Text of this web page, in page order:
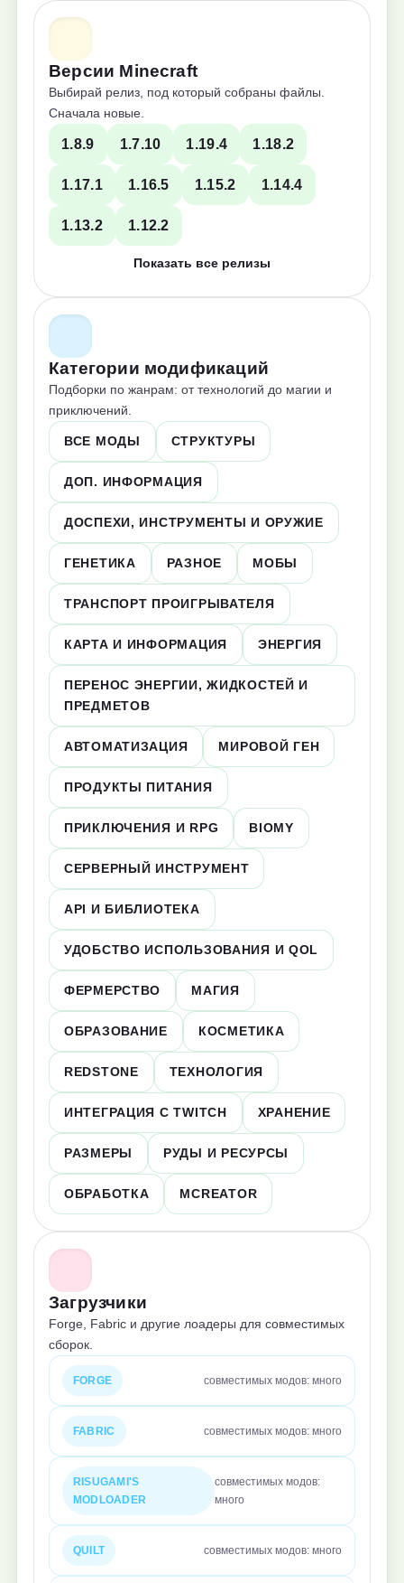
Версии Minecraft
Выбирай релиз, под который собраны файлы.
Сначала новые.
1.8.9 1.7.10 1.19.4 1.18.2
1.17.1 1.16.5 1.15.2 1.14.4
1.13.2 1.12.2
Показать все релизы
Категории модификаций
Подборки по жанрам: от технологий до магии и
приключений.
ВСЕ МОДЫ СТРУКТУРЫ
ДОП. ИНФОРМАЦИЯ
ДОСПЕХИ, ИНСТРУМЕНТЫ И ОРУЖИЕ
ГЕНЕТИКА РАЗНОЕ МОБЫ
ТРАНСПОРТ ПРОИГРЫВАТЕЛЯ
КАРТА И ИНФОРМАЦИЯ ЭНЕРГИЯ
ПЕРЕНОС ЭНЕРГИИ, ЖИДКОСТЕЙ И
ПРЕДМЕТОВ
АВТОМАТИЗАЦИЯ МИРОВОЙ ГЕН
ПРОДУКТЫ ПИТАНИЯ
ПРИКЛЮЧЕНИЯ И RPG BIOMY
СЕРВЕРНЫЙ ИНСТРУМЕНТ
API И БИБЛИОТЕКА
УДОБСТВО ИСПОЛЬЗОВАНИЯ И QOL
ФЕРМЕРСТВО МАГИЯ
ОБРАЗОВАНИЕ КОСМЕТИКА
REDSTONE ТЕХНОЛОГИЯ
ИНТЕГРАЦИЯ С TWITCH ХРАНЕНИЕ
РАЗМЕРЫ РУДЫ И РЕСУРСЫ
ОБРАБОТКА MCREATOR
Загрузчики
Forge, Fabric и другие лоадеры для совместимых
сборок.
FORGE совместимых модов: много
FABRIC совместимых модов: много
RISUGAMI'S
MODLOADER
совместимых модов:
много
QUILT совместимых модов: много